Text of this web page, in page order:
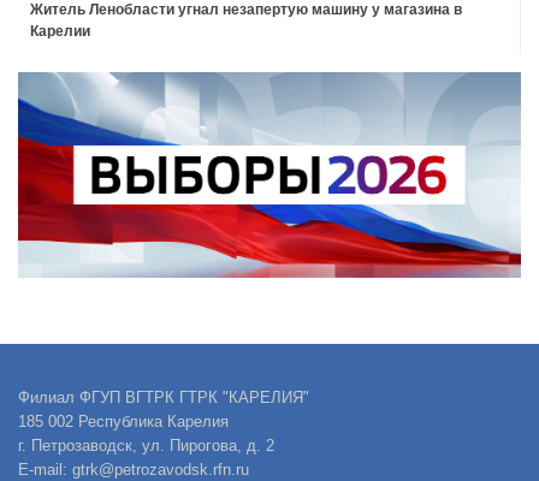
Житель Ленобласти угнал незапертую машину у магазина в
Карелии
Филиал ФГУП ВГТРК ГТРК "КАРЕЛИЯ"
185 002 Республика Карелия
г. Петрозаводск, ул. Пирогова, д. 2
E-mail: gtrk@petrozavodsk.rfn.ru